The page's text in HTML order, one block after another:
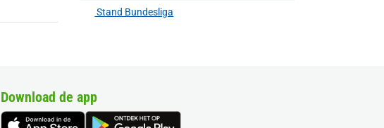
Stand Bundesliga
Download de app